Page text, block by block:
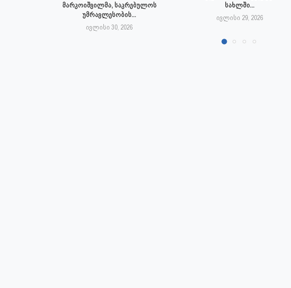
მარკოიშვილმა, საკრებულოს
უმრავლესობის...
ივლისი 30, 2026
სახლში...
ივლისი 29, 2026